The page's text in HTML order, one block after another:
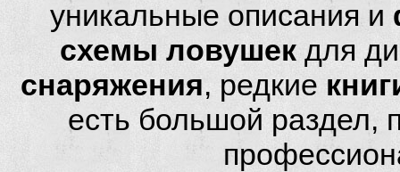
уникальные описания и
схемы ловушек для
снаряжения, редкие
есть большой